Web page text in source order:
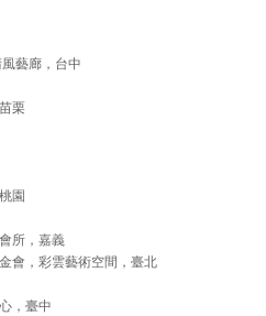
藝廊，台中
栗
園
所，嘉義
會，彩雲藝術空間，臺北
，臺中